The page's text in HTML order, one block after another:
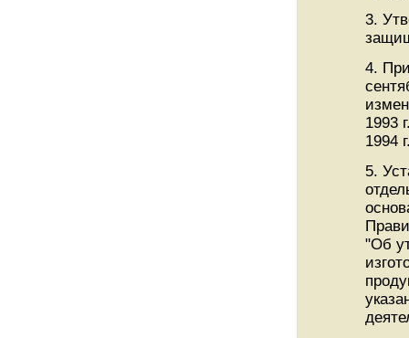
3.
4.
1993
1994
5.
"Об